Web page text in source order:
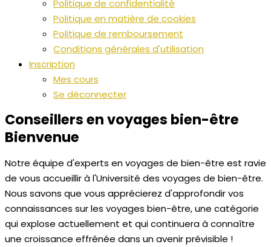
Politique de confidentialité
Politique en matière de cookies
Politique de remboursement
Conditions générales d'utilisation
Inscription
Mes cours
Se déconnecter
Conseillers en voyages bien-être
Bienvenue
Notre équipe d'experts en voyages de bien-être est ravie
de vous accueillir à l'Université des voyages de bien-être.
Nous savons que vous apprécierez d'approfondir vos
connaissances sur les voyages bien-être, une catégorie
qui explose actuellement et qui continuera à connaître
une croissance effrénée dans un avenir prévisible !